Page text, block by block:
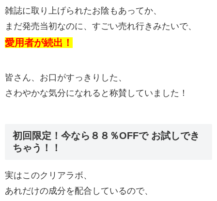
雑誌に取り上げられたお陰もあってか、
まだ発売当初なのに、すごい売れ行きみたいで、
愛用者が続出！
皆さん、お口がすっきりした、
さわやかな気分になれると称賛していました！
初回限定！今なら８８％OFFで お試しでき
ちゃう！！
実はこのクリアラボ、
あれだけの成分を配合しているので、